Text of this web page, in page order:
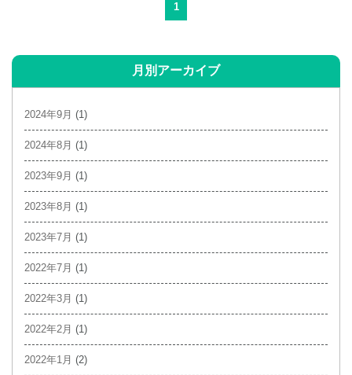
1
月別アーカイブ
2024年9月 (1)
2024年8月 (1)
2023年9月 (1)
2023年8月 (1)
2023年7月 (1)
2022年7月 (1)
2022年3月 (1)
2022年2月 (1)
2022年1月 (2)